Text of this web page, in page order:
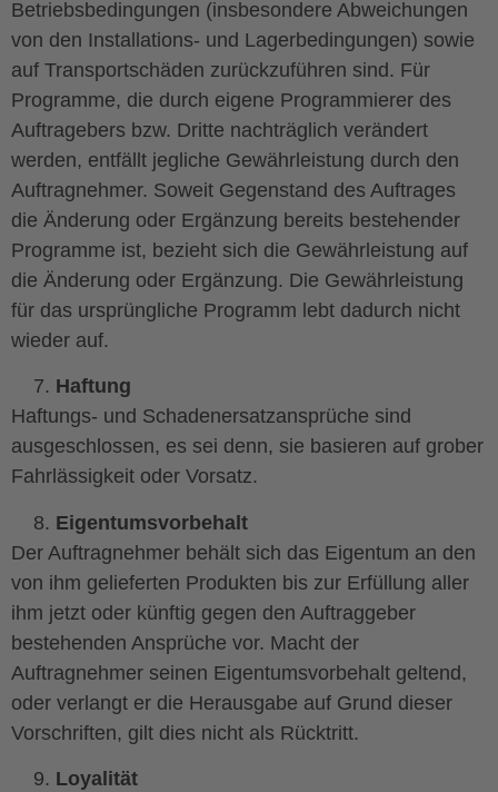
Betriebsbedingungen (insbesondere Abweichungen
von den Installations- und Lagerbedingungen) sowie
auf Transportschäden zurückzuführen sind. Für
Programme, die durch eigene Programmierer des
Auftragebers bzw. Dritte nachträglich verändert
werden, entfällt jegliche Gewährleistung durch den
Auftragnehmer. Soweit Gegenstand des Auftrages
die Änderung oder Ergänzung bereits bestehender
Programme ist, bezieht sich die Gewährleistung auf
die Änderung oder Ergänzung. Die Gewährleistung
für das ursprüngliche Programm lebt dadurch nicht
wieder auf.
Haftung
Haftungs- und Schadenersatzansprüche sind
ausgeschlossen, es sei denn, sie basieren auf grober
Fahrlässigkeit oder Vorsatz.
Eigentumsvorbehalt
Der Auftragnehmer behält sich das Eigentum an den
von ihm gelieferten Produkten bis zur Erfüllung aller
ihm jetzt oder künftig gegen den Auftraggeber
bestehenden Ansprüche vor. Macht der
Auftragnehmer seinen Eigentumsvorbehalt geltend,
oder verlangt er die Herausgabe auf Grund dieser
Vorschriften, gilt dies nicht als Rücktritt.
Loyalität